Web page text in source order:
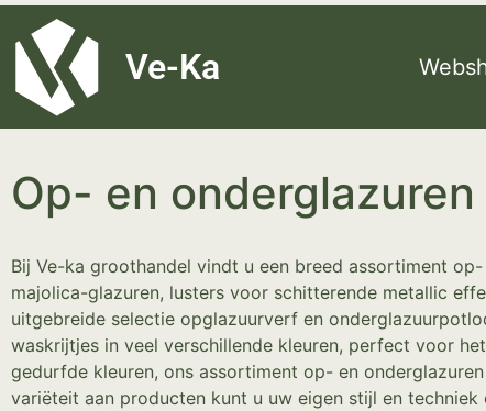
G-8P7N3X5BJ9
Ve-Ka
Op- en onderglazuren
Bij Ve-ka groothandel vindt u een breed assortiment
majolica-glazuren, lusters voor schitterende metallic
uitgebreide selectie opglazuurverf en
waskrijtjes in veel verschillende kleuren, perfect voor
gedurfde kleuren, ons assortiment op- en
variëteit aan producten kunt u uw eigen stijl en